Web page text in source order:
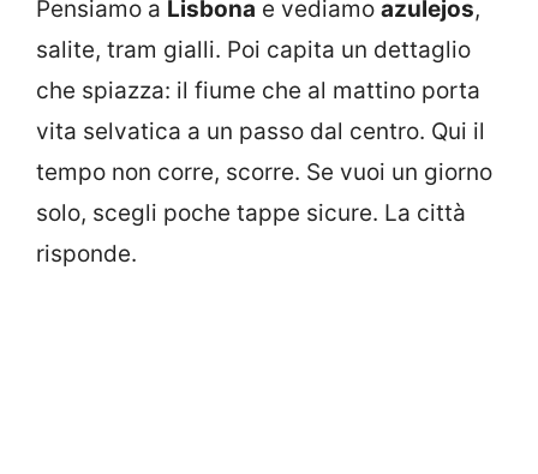
Pensiamo a Lisbona e vediamo azulejos,
salite, tram gialli. Poi capita un dettaglio
che spiazza: il fiume che al mattino porta
vita selvatica a un passo dal centro. Qui il
tempo non corre, scorre. Se vuoi un giorno
solo, scegli poche tappe sicure. La città
risponde.